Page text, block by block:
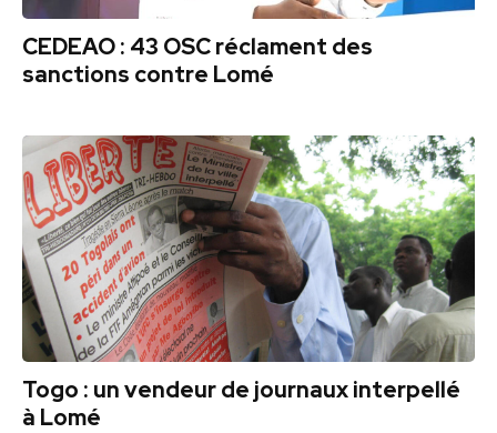
CEDEAO : 43 OSC réclament des
sanctions contre Lomé
Togo : un vendeur de journaux interpellé
à Lomé